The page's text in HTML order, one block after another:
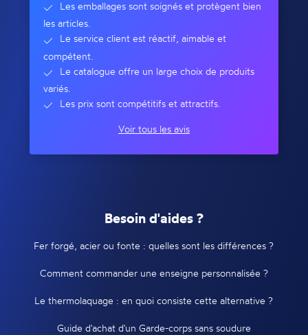
Les emballages sont soignés et protègent bien
les articles.
Le service client est réactif, aimable et
compétent.
Le catalogue offre un large choix de produits
variés.
Les prix sont compétitifs et attractifs.
Voir tous les avis
Besoin d'aides ?
Fer forgé, acier ou fonte : quelles sont les différences ?
Comment commander une enseigne personnalisée ?
Le thermolaquage : en quoi consiste cette alternative ?
Guide d'achat d'un Garde-corps sans soudure